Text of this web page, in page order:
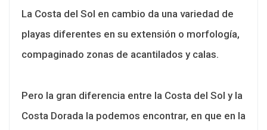
La Costa del Sol en cambio da una variedad de
playas diferentes en su extensión o morfología,
compaginado zonas de acantilados y calas.
Pero la gran diferencia entre la Costa del Sol y la
Costa Dorada la podemos encontrar, en que en la